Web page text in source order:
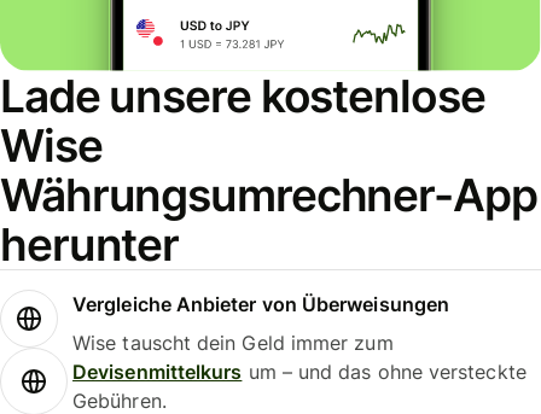
Lade unsere kostenlose
Wise
Währungsumrechner-App
herunter
Vergleiche Anbieter von Überweisungen
Wise tauscht dein Geld immer zum
Devisenmittelkurs um – und das ohne versteckte
Gebühren.